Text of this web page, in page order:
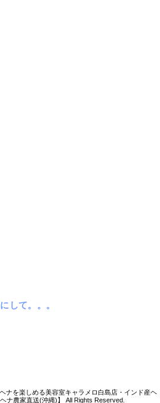
して。。。
ナを楽しめる美容室キャラメロ白島店・インド産ヘ
ナ農家直送(沖縄)】